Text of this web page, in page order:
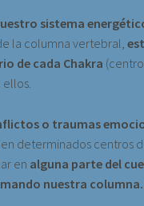
sistema
la columna vertebral,
de cada Chakra
o traumas
en determinados centros
en alguna parte del
nuestra columna.